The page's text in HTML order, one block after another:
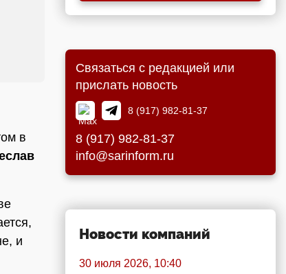
в
и
Связаться с редакцией или
прислать новость
8 (917) 982-81-37
8 (917) 982-81-37
info@sarinform.ru
Новости компаний
30 июля 2026, 10:40